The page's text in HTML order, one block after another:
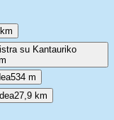
su Kantauriko
534 m
27,9 km